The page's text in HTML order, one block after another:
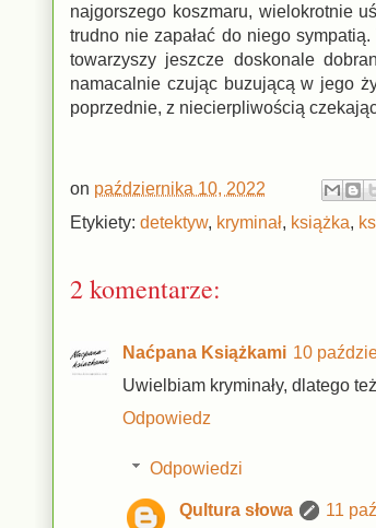
najgorszego koszmaru, wielokrotnie
trudno nie zapałać do niego
towarzyszy jeszcze doskonale
namacalnie czując buzującą w jego
poprzednie, z niecierpliwością
on października 10, 2022
Etykiety: detektyw, kryminał, książka,
2 komentarze:
Naćpana Książkami 10
Uwielbiam kryminały, dlatego
Odpowiedz
Odpowiedzi
Qultura słowa
11